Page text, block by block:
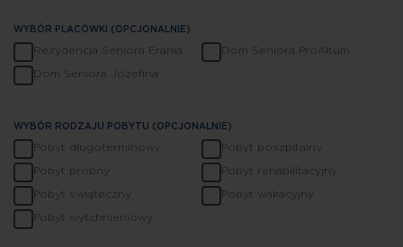
Jesteśmy do Twojej dyspozycji
WYBÓR PLACÓWKI (OPCJONALNIE)
Rezydencja Seniora Erania Dom Seniora ProAltum
Dom Seniora Józefina
WYBÓR RODZAJU POBYTU (OPCJONALNIE)
Pobyt długoterminowy Pobyt poszpitalny
Pobyt próbny Pobyt rehabilitacyjny
Pobyt świąteczny Pobyt wakacyjny
Pobyt wytchnieniowy